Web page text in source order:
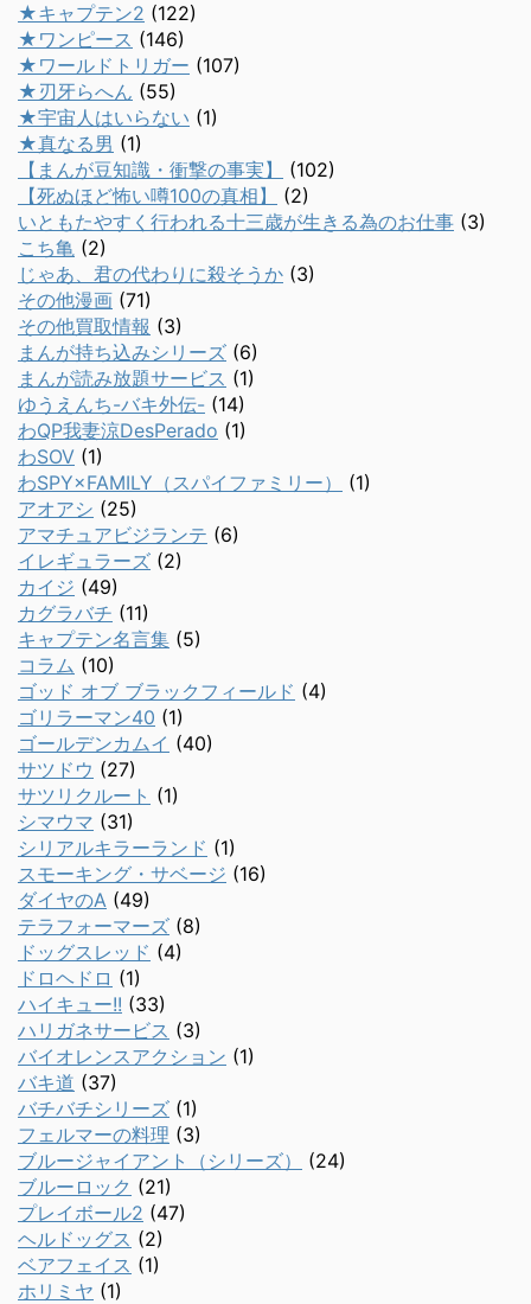
★キャプテン2 (122)
★ワンピース (146)
★ワールドトリガー (107)
★刃牙らへん (55)
★宇宙人はいらない (1)
★真なる男 (1)
【まんが豆知識・衝撃の事実】
(102)
【死ぬほど怖い噂100の真相】
(2)
いともたやすく行われる十三歳が生きる為のお仕事 (3)
こち亀 (2)
じゃあ、君の代わりに殺そうか (3)
その他漫画 (71)
その他買取情報 (3)
まんが持ち込みシリーズ (6)
まんが読み放題サービス (1)
ゆうえんち-バキ外伝- (14)
わQP我妻涼DesPerado (1)
わSOV (1)
わSPY×FAMILY（スパイファミリー）
(1)
アオアシ (25)
アマチュアビジランテ (6)
イレギュラーズ (2)
カイジ (49)
カグラバチ (11)
キャプテン名言集 (5)
コラム (10)
ゴッド オブ ブラックフィールド (4)
ゴリラーマン40 (1)
ゴールデンカムイ (40)
サツドウ (27)
サツリクルート (1)
シマウマ (31)
シリアルキラーランド (1)
スモーキング・サベージ (16)
ダイヤのA (49)
テラフォーマーズ (8)
ドッグスレッド (4)
ドロヘドロ (1)
ハイキュー!! (33)
ハリガネサービス (3)
バイオレンスアクション (1)
バキ道 (37)
バチバチシリーズ (1)
フェルマーの料理 (3)
ブルージャイアント（シリーズ）
(24)
ブルーロック (21)
プレイボール2 (47)
ヘルドッグス (2)
ベアフェイス (1)
ホリミヤ (1)